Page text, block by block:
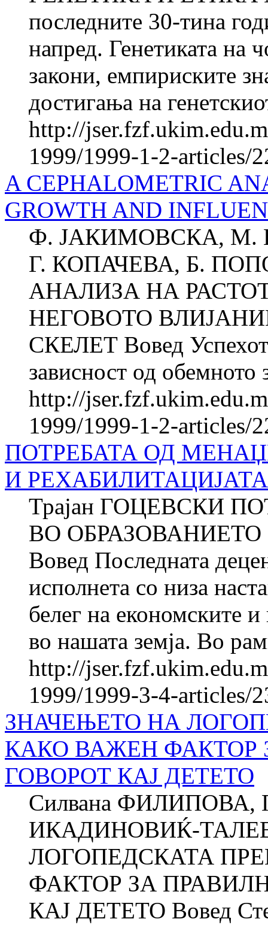
последните 30-тина
напред. Генетиката на
закони, емпириските
достигања на
http://
1999/1999-1-2-articles/
A CEPHALOMETRIC
GROWTH AND
Ф. ЈАКИМОВСКА, М.
Г. КОПАЧЕВА, Б.
АНАЛИЗА НА
НЕГОВОТО
СКЕЛЕТ Вовед Успехот
зависност од обемното
http://
1999/1999-1-2-articles/
ПОТРЕБАТА ОД
И РЕХАБИЛИТАЦИЈАТА
Трајан ГОЦЕВСКИ
ВО
Вовед Последната
исполнета со низа
белег на економските
во нашата земја. Во
http://
1999/1999-3-4-articles/
ЗНАЧЕЊЕТО НА
КАКО ВАЖЕН ФАКТОР
ГОВОРОТ КАЈ ДЕТЕТО
Силвана ФИЛИПОВА,
ИКАДИНОВИЌ-
ЛОГОПЕДСКАТА
ФАКТОР ЗА
КАЈ ДЕТЕТО Вовед